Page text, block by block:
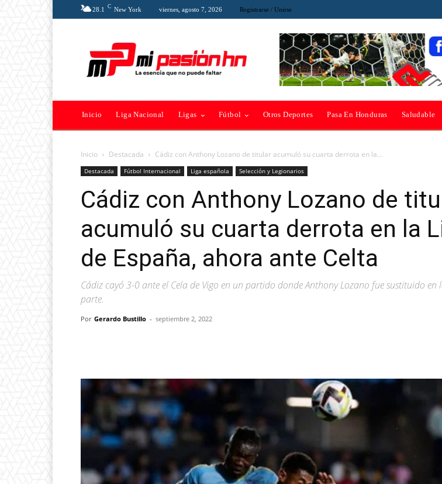
28.1 C New York viernes, agosto 7, 2026 Registrarse / Unirse
Inicio Liga Nacional Ligas Fútbol Otros Deportes Pasa En Honduras Saludable
Inicio Destacada Cádiz con Anthony Lozano de titular acumuló su cuarta derrota en la...
Destacada Fútbol Internacional Liga española Selección y Legionarios
Cádiz con Anthony Lozano de
acumuló su cuarta derrota en la
de España, ahora ante Celta
Cádiz cayó 3-0 ante el Cela de Vigo en un partido donde Anthony Lozano fue sustituido en
parte.
Por Gerardo Bustillo - septiembre 2, 2022